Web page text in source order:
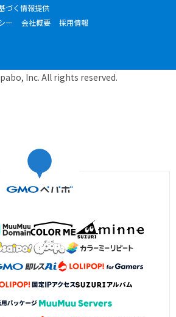
づく情報提供
ー
会社概要 採用情報
Inc. All rights reserved.